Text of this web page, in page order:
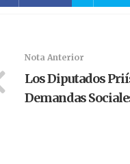
Nota Anterior
Los Diputados
Demandas